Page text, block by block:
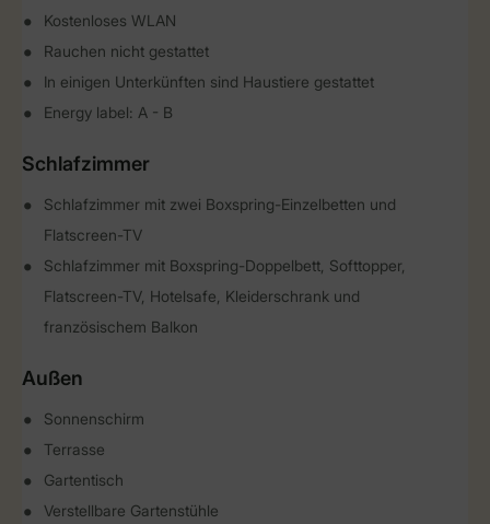
Kostenloses WLAN
Rauchen nicht gestattet
In einigen Unterkünften sind Haustiere gestattet
Energy label: A - B
Schlafzimmer
Schlafzimmer mit zwei Boxspring-Einzelbetten und
Flatscreen-TV
Schlafzimmer mit Boxspring-Doppelbett, Softtopper,
Flatscreen-TV, Hotelsafe, Kleiderschrank und
französischem Balkon
Außen
Sonnenschirm
Terrasse
Gartentisch
Verstellbare Gartenstühle